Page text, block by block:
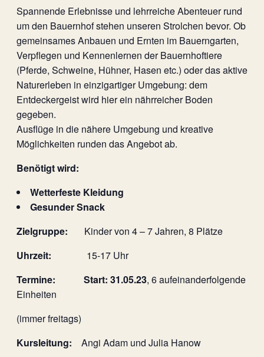
Spannende Erlebnisse und lehrreiche Abenteuer rund
um den Bauernhof stehen unseren Strolchen bevor. Ob
gemeinsames Anbauen und Ernten im Bauerngarten,
Verpflegen und Kennenlernen der Bauernhoftiere
(Pferde, Schweine, Hühner, Hasen etc.) oder das aktive
Naturerleben in einzigartiger Umgebung: dem
Entdeckergeist wird hier ein nährreicher Boden
gegeben.
Ausflüge in die nähere Umgebung und kreative
Möglichkeiten runden das Angebot ab.
Benötigt wird:
Wetterfeste Kleidung
Gesunder Snack
Zielgruppe: Kinder von 4 – 7 Jahren, 8 Plätze
Uhrzeit: 15-17 Uhr
Termine: Start: 31.05.23, 6 aufeinanderfolgende
Einheiten
(immer freitags)
Kursleitung: Angi Adam und Julia Hanow